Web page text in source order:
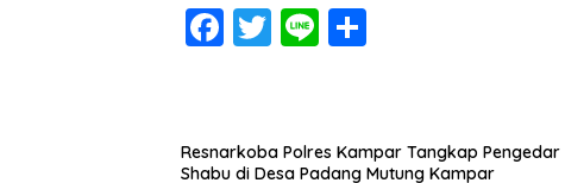
F
b
T
er
Li
e
Resnarkoba Polres Kampar Tangkap Pengedar
Shabu di Desa Padang Mutung Kampar